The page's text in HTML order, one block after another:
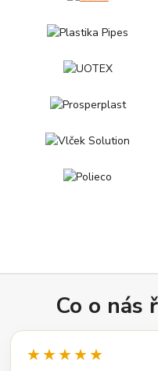
Co o nás
★★★★★